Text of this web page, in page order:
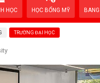
HỌC HỌC BỔNG MỸ
TRƯỜNG ĐẠI HỌC